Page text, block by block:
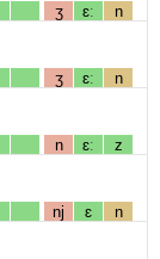
ʒ ɛː n
ʒ ɛː n
n ɛː z
nj ɛ n